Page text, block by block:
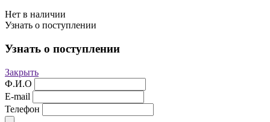
Нет в наличии
Узнать о поступлении
Узнать о поступлении
Закрыть
Ф.И.О
E-mail
Телефон